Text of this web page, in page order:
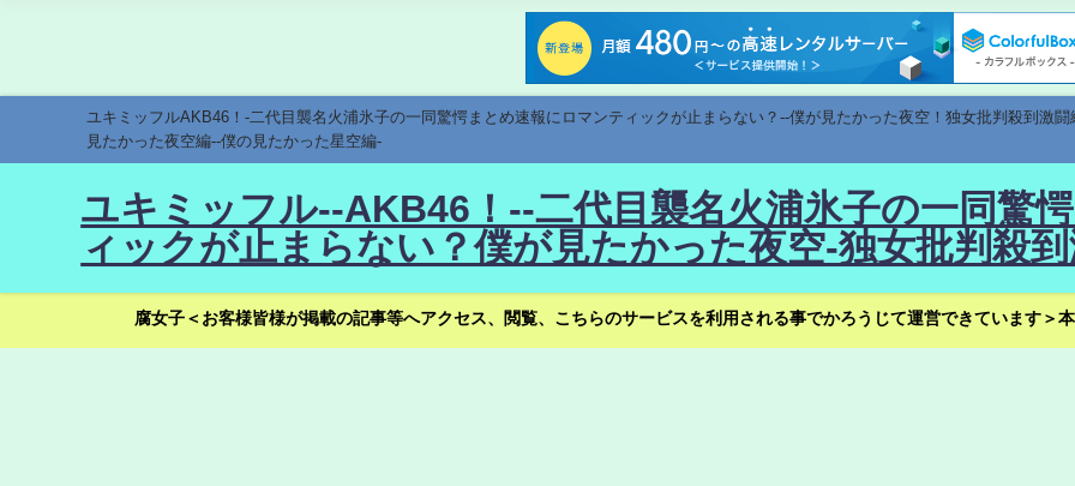
ユキミッフルAKB46！-二代目襲名火浦氷子の一同驚愕まとめ速報にロマンティックが止まらない？--僕が見たかった夜空！独女批判殺到激
見たかった夜空編--僕の見たかった星空編-
ユキミッフル--AKB46！--二代目襲名火浦氷子の一同驚
ィックが止まらない？僕が見たかった夜空-独女批判殺
腐女子＜お客様皆様が掲載の記事等へアクセス、閲覧、こちらのサービスを利用される事でかろうじて運営できています＞